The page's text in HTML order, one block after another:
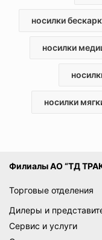
здравпунктов у нас
транспортировке
повышенной
бескаркасные
конструкции, такие
носилки
носилки
носилки
Филиалы АО “ТД
Торговые отделения
Дилеры и
Сервис и услуги